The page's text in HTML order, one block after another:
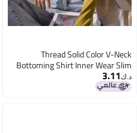
Thread Solid Color V-Neck
Bottoming Shirt Inner Wear Slim
Slimming Long Sleeve T-Shirt
Women'S Top
د.ك‏3.11